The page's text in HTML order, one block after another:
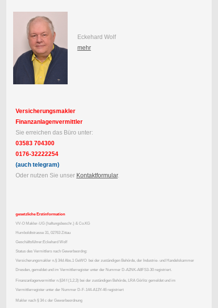
Eckehard Wolf
mehr
Versicherungsmakler
Finanzanlagenvermittler
Sie erreichen das Büro unter:
03583 704300
0176-32222254
(auch telegram)
Oder nutzen Sie unser Kontaktformular.
gesetzliche Erstinformation
VV-O Makler-UG (haftungsbeschr.) & Co.KG
Humboldtstrasse 31, 02763 Zittau
Geschäftsführer:Eckehard Wolf
Status des Vermittlers nach Gewerbeordng:
Versicherungsmakler n.§ 34d Abs.1 GeWO bei der zuständigen Behörde, der Industrie- und Handelskammer
Dresden, gemeldet und im Vermittlerregister unter der Nummer D-A2NK-A8FS3-30 registriert.
Finanzanlagenvermittler n.§34 f (1,2,3) bei der zuständigen Behörde, LRA Görlitz gemeldet und im
Vermittlerregister unter der Nummer D-F-144-A13Y-46 registriert
Makler nach § 34 c der Gewerbeordnung